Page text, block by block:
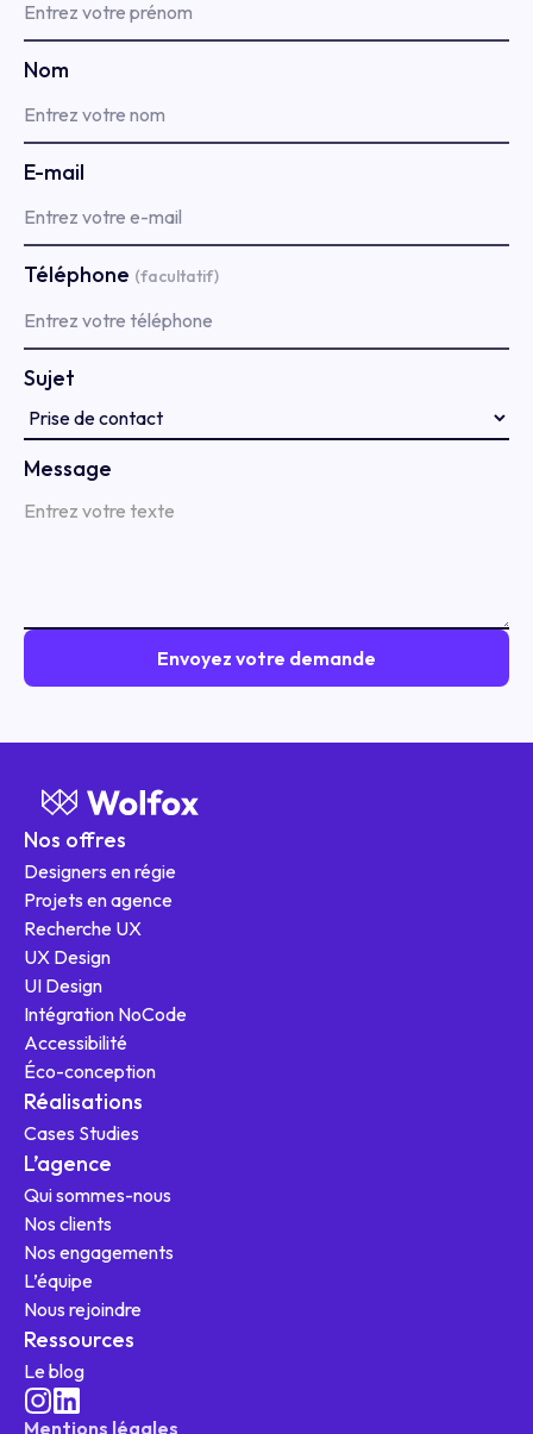
Nom
E-mail
Téléphone (facultatif)
Sujet
Message
Nos offres
Designers en régie
Projets en agence
Recherche UX
UX Design
UI Design
Intégration NoCode
Accessibilité
Éco-conception
Réalisations
Cases Studies
L’agence
Qui sommes-nous
Nos clients
Nos engagements
L’équipe
Nous rejoindre
Ressources
Le blog
Mentions légales
Nos offres
L'agence
Ressources